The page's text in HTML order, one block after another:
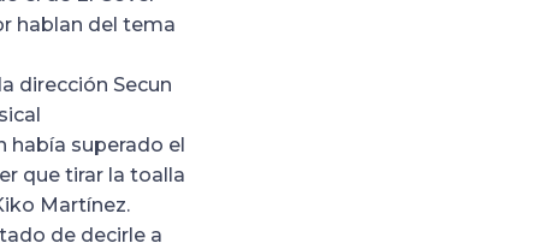
hablan del tema
dirección Secun
había superado el
que tirar la toalla
Martínez.
de decirle a